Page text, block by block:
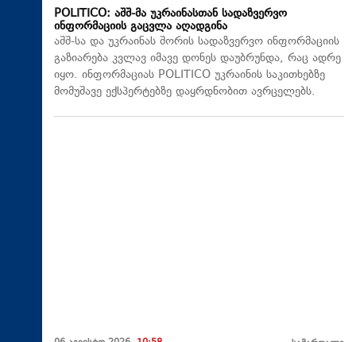
POLITICO: აშშ-მა უკრაინასთან სადაზვერვო
ინფორმაციის გაცვლა აღადგინა
აშშ-სა და უკრაინას შორის სადაზვერვო ინფორმაციის
გაზიარება კვლავ იმავე დონეს დაუბრუნდა, რაც ადრე
იყო. ინფორმაციას POLITICO უკრაინის საკითხებზე
მომუშავე ექსპერტებზე დაყრდნობით ავრცელებს.